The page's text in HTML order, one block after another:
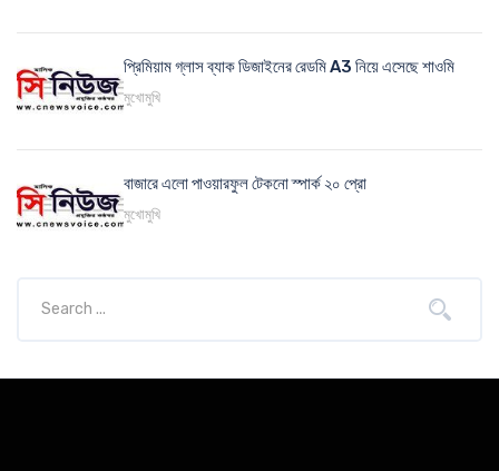
প্রিমিয়াম গ্লাস ব্যাক ডিজাইনের রেডমি A3 নিয়ে এসেছে শাওমি
মুখোমুখি
বাজারে এলো পাওয়ারফুল টেকনো স্পার্ক ২০ প্রো
মুখোমুখি